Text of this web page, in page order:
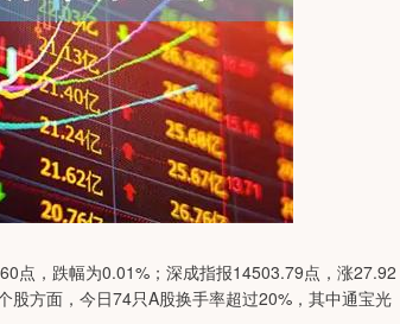
点，跌幅为0.01%；深成指报14503.79点，涨27.92
方面，今日74只A股换手率超过20%，其中通宝光
沪深300 4694.44 43.13